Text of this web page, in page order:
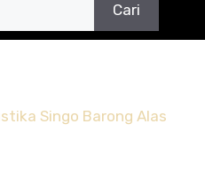
Cari
Singo Barong Alas